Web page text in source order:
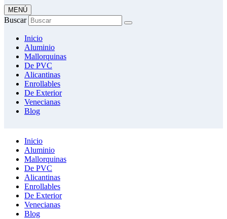
MENÚ
Buscar
Inicio
Aluminio
Mallorquinas
De PVC
Alicantinas
Enrollables
De Exterior
Venecianas
Blog
Inicio
Aluminio
Mallorquinas
De PVC
Alicantinas
Enrollables
De Exterior
Venecianas
Blog